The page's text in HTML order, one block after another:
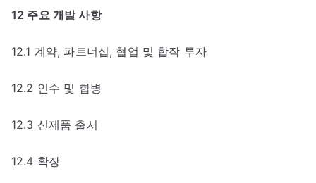
12 주요 개발 사항
12.1 계약, 파트너십, 협업 및 합작 투자
12.2 인수 및 합병
12.3 신제품 출시
12.4 확장